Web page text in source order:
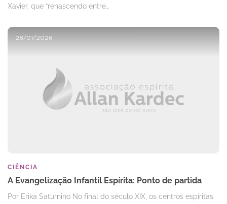
Xavier, que “renascendo entre…
28/01/2026
CIÊNCIA
A Evangelização Infantil Espírita: Ponto de partida
Por Erika Saturnino No final do século XIX, os centros espíritas